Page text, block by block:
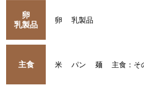
卵
乳製品
卵 乳製品
主食 米 パン 麺 主食：そ